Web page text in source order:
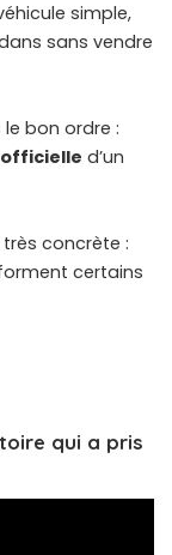
simple,
sans vendre
bon ordre :
d’un
concrète :
certains
qui a pris